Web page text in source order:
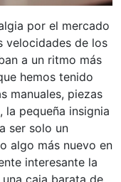
por el mercado
velocidades de los
a un ritmo más
hemos tenido
manuales, piezas
la pequeña insignia
ser solo un
algo más nuevo en
interesante la
caja barata de